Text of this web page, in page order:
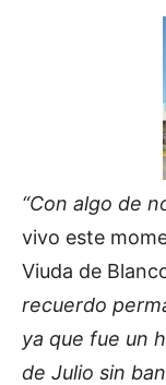
“Con algo de
vivo este
Viuda de
recuerdo
ya que fue un
de Julio sin